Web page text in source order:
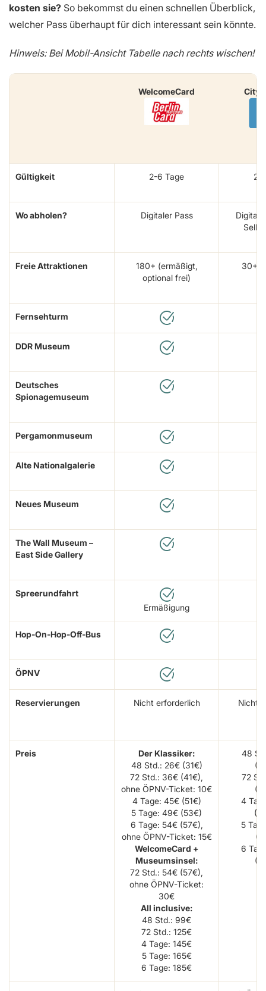
kosten sie? So bekommst du einen schnellen Überblick,
welcher Pass überhaupt für dich interessant sein könnte.
Hinweis: Bei Mobil-Ansicht Tabelle nach rechts wischen!
WelcomeCard
Gültigkeit 2-6 Tage 2-
Wo abholen? Digitaler Pass
Freie Attraktionen
180+ (ermäßigt,
optional frei)
30+
Fernsehturm
DDR Museum
Deutsches
Spionagemuseum
Pergamonmuseum
Alte Nationalgalerie
Neues Museum
The Wall Museum –
East Side Gallery
Spreerundfahrt
Ermäßigung
Hop-On-Hop-Off-Bus
ÖPNV
Reservierungen Nicht erforderlich Nicht
Preis
Der Klassiker:
48 Std.: 26€ (31€)
72 Std.: 36€ (41€),
ohne ÖPNV-Ticket: 10€
4 Tage: 45€ (51€)
5 Tage: 49€ (53€)
6 Tage: 54€ (57€),
ohne ÖPNV-Ticket: 15€
WelcomeCard +
Museumsinsel:
72 Std.: 54€ (57€),
ohne ÖPNV-Ticket:
30€
All inclusive:
48 Std.: 99€
72 Std.: 125€
4 Tage: 145€
5 Tage: 165€
6 Tage: 185€
48
72
4
5
6